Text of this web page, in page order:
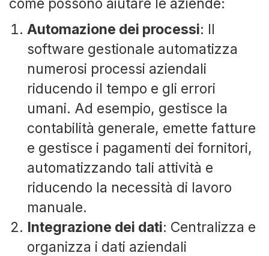
come possono aiutare le aziende:
Automazione dei processi: Il
software gestionale automatizza
numerosi processi aziendali
riducendo il tempo e gli errori
umani. Ad esempio, gestisce la
contabilità generale, emette fatture
e gestisce i pagamenti dei fornitori,
automatizzando tali attività e
riducendo la necessità di lavoro
manuale.
Integrazione dei dati: Centralizza e
organizza i dati aziendali